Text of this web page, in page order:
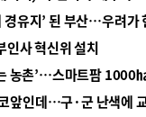
유지’ 된 부산…우려가
사 혁신위 설치